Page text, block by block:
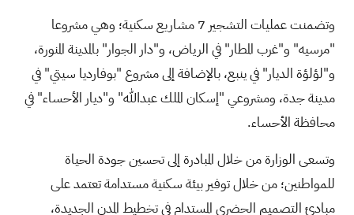
وتضمنت عمليات التشجير 7 مشاريع سكنية؛ وهي مشروعا
"مرسيه" و"غرب المطار" في الرياض، و"دار الجوار" بالمدينة المنورة،
و"لؤلؤة الديار" في ينبع، بالإضافة إلى مشروع "بوفارديا سيتي" في
مدينة جدة، ومشروعي "إسكان الملك عبدالله" و"ديار الأحساء" في
محافظة الأحساء.
وتسعى الوزارة من خلال المبادرة إلى تحسين جودة الحياة
للمواطنين؛ من خلال توفير بيئة سكنية مستدامة تعتمد على
مبادئ التصميم الحضري المستدام في تخطيط المدن الجديدة،